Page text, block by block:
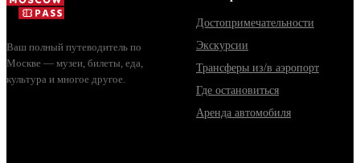
Ваш полный путеводитель по
Москве — музеи, билеты, еда,
культура и многое другое.
Достопримечательности
Экскурсии
Трансферы из/в аэропорт
Где остановиться
Аренда автомобиля